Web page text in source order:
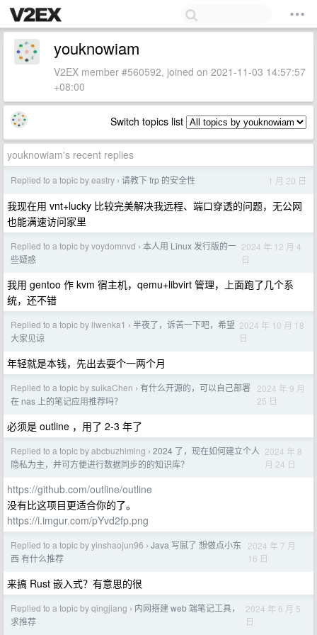
youknowiam
V2EX member #560592, joined on 2021-11-03 14:57:57
+08:00
Switch topics list
youknowiam's recent replies
Replied to a topic by eastry › 请教下 frp 的安全性 1 月 20 日
我现在用 vnt+lucky 比较完美解决我远程、端口穿透的问题，无公网
也能满速访问家里
Replied to a topic by voydomnvd › 本人用 Linux 发行版的一
些疑惑
2024 年 12 月 4
日
我用 gentoo 作 kvm 宿主机，qemu+libvirt 管理，上面跑了几个系
统，还不错
Replied to a topic by liwenka1 › 半夜了，诉苦一下吧，希望
大家见谅
2024 年 10 月 18
日
年轻就是本钱，先出去耍个一两个月
Replied to a topic by suikaChen › 有什么开源的，可以自己部署
在 nas 上的笔记应用推荐吗？
2024 年 9 月
25 日
必须是 outline ，用了 2-3 年了
Replied to a topic by abcbuzhiming › 2024 了，现在如何建立个人
隐私为主，并可方便进行数据同步的的知识库？
2024 年 8
月 24 日
https://github.com/outline/outline
没有比这项目更适合你的了。
https://i.imgur.com/pYvd2fp.png
Replied to a topic by yinshaojun96 › Java 写腻了 想做点小东
西 有什么推荐
2024 年 7 月
16 日
来搞 Rust 嵌入式？有意思的很
Replied to a topic by qingjiang › 内网搭建 web 端笔记工具，
求推荐
2024 年 6 月 5
日